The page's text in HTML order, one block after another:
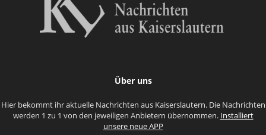
Über uns
Hier bekommt ihr aktuelle Nachrichten aus Kaiserslautern. Die Nachrichten
werden 1 zu 1 von den jeweiligen Anbietern übernommen. Installiert
unsere neue APP